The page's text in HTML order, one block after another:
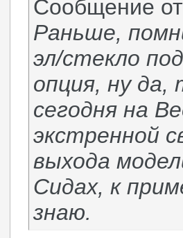
Сообщение
Раньше,
эл/стекло
опция, ну да,
сегодня на
экстренной
выхода
Сидах, к
знаю.